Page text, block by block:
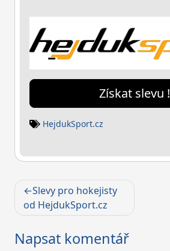
Získat slevu !
HejdukSport.cz
Navigace
pro
Slevy pro hokejisty
od HejdukSport.cz
Napsat komentář